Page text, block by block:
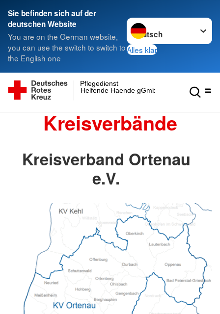
Sie befinden sich auf der
deutschen Website
You are on the German website,
you can use the switch to switch to
the English one
Sprache wechseln zu
Alles klar
Helfende Haende gGmbH
Pflegedienst
Kreisverbände
Kreisverband Ortenau
e.V.